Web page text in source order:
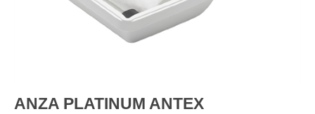
ANZA PLATINUM ANTEX